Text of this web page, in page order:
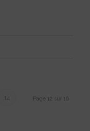
Page 12 sur 16
14